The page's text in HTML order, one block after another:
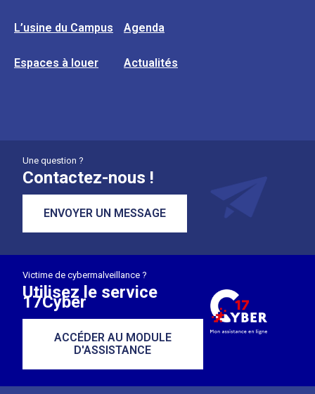
L’usine du Campus Agenda
Espaces à louer Actualités
Une question ?
Contactez-nous !
ENVOYER UN MESSAGE
Victime de cybermalveillance ?
Utilisez le service
17Cyber
ACCÉDER AU MODULE
D'ASSISTANCE